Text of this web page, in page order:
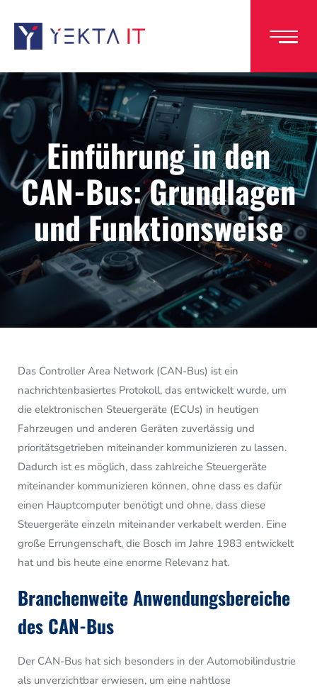
Einführung in den
CAN-Bus: Grundlagen
und Funktionsweise
Image
Das Controller Area Network (CAN-Bus) ist ein
nachrichtenbasiertes Protokoll, das entwickelt wurde, um
die elektronischen Steuergeräte (ECUs) in heutigen
Fahrzeugen und anderen Geräten zuverlässig und
prioritätsgetrieben miteinander kommunizieren zu lassen.
Dadurch ist es möglich, dass zahlreiche Steuergeräte
miteinander kommunizieren können, ohne dass es dafür
einen Hauptcomputer benötigt und ohne, dass diese
Steuergeräte einzeln miteinander verkabelt werden. Eine
große Errungenschaft, die Bosch im Jahre 1983 entwickelt
hat und bis heute eine enorme Relevanz hat.
Branchenweite Anwendungsbereiche
des CAN-Bus
Der CAN-Bus hat sich besonders in der Automobilindustrie
als unverzichtbar erwiesen, um eine nahtlose